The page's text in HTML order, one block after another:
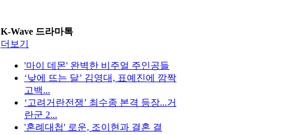
K-Wave 드라마톡
더보기
'마이 데몬' 완벽한 비주얼 주인공들
‘낮에 뜨는 달’ 김영대, 표예진에 깜짝
고백...
‘고려거란전쟁’ 최수종 본격 등장...거
란군 2...
'혼례대첩' 로운, 조이현과 결혼 결